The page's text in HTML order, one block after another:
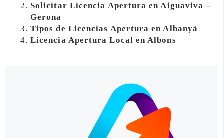
Solicitar Licencia Apertura en Aiguaviva –
Gerona
Tipos de Licencias Apertura en Albanyà
Licencia Apertura Local en Albons